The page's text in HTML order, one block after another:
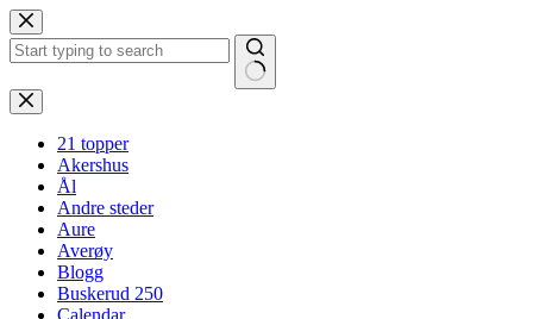
Hopp
til
innholdet
Ingen
resultater
21 topper
Akershus
Ål
Andre steder
Aure
Averøy
Blogg
Buskerud 250
Calendar